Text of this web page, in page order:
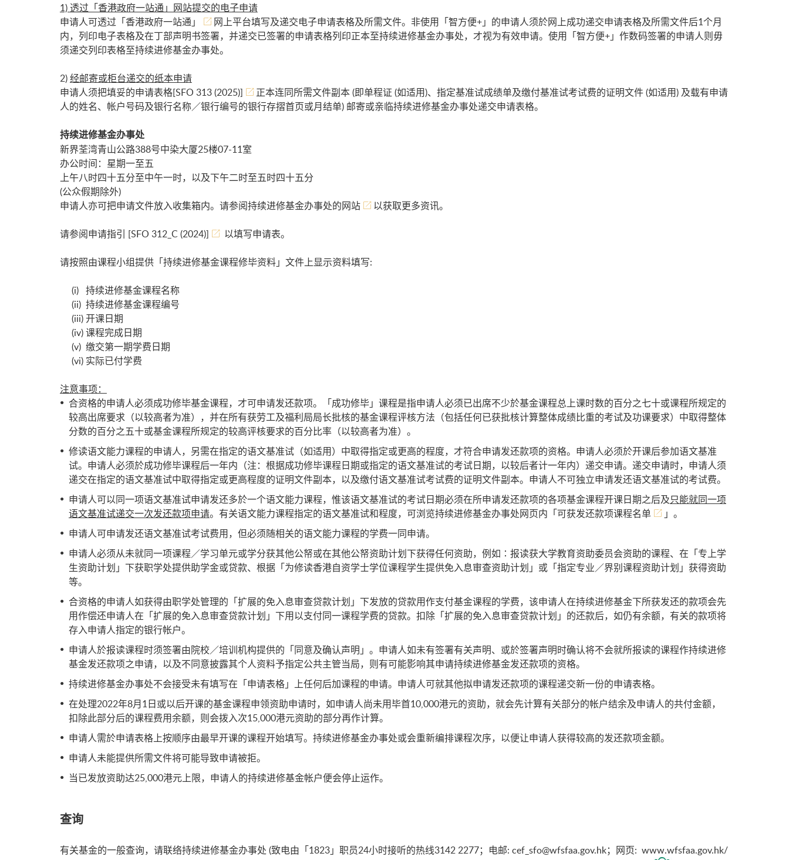
1) 透过「香港政府一站通」网站提交的电子申请
申请人可透过 「香港政府一站通」
网上平台填写及递交电子申请表格及所需文件。非使用「智方便+」的申请人须於网上成功递交申请表格及所需文件后1个月
内，列印电子表格及在丁部声明书签署，并递交已签署的申请表格列印正本至持续进修基金办事处，才视为有效申请。使用「智方便+」作数码签署的申请人则毋
须递交列印表格至持续进修基金办事处。
2)经邮寄或柜台递交的纸本申请
申请人须把填妥的申请表格[SFO 313 (2025)]
正本连同所需文件副本 (即单程证 (如适用)、指定基准试成绩单及缴付基准试考试费的证明文件 (如适用) 及载有申请
人的姓名、帐户号码及银行名称／银行编号的银行存摺首页或月结单) 邮寄或亲临持续进修基金办事处递交申请表格。
持续进修基金办事处
新界荃湾青山公路388号中染大厦25楼07-11室
办公时间：星期一至五
上午八时四十五分至中午一时，以及下午二时至五时四十五分
(公众假期除外)
申请人亦可把申请文件放入收集箱内。请参阅持续进修基金办事处的网站 以获取更多资讯。
请参阅申请指引 [SFO 312_C (2024)] 以填写申请表。
请按照由课程小组提供「持续进修基金课程修毕资料」文件上显示资料填写:
(i) 持续进修基金课程名称
(ii) 持续进修基金课程编号
(iii) 开课日期
(iv) 课程完成日期
(v) 缴交第一期学费日期
(vi) 实际已付学费
注意事项：
合资格的申请人必须成功修毕基金课程，才可申请发还款项。「成功修毕」课程是指申请人必须已出席不少於基金课程总上课时数的百分之七十或课程所规定的
较高出席要求（以较高者为准），并在所有获劳工及福利局局长批核的基金课程评核方法（包括任何已获批核计算整体成绩比重的考试及功课要求）中取得整体
分数的百分之五十或基金课程所规定的较高评核要求的百分比率（以较高者为准）。
修读语文能力课程的申请人，另需在指定的语文基准试（如适用）中取得指定或更高的程度，才符合申请发还款项的资格。申请人必须於开课后参加语文基准
试。申请人必须於成功修毕课程后一年内（注：根据成功修毕课程日期或指定的语文基准试的考试日期，以较后者计一年内）递交申请。递交申请时，申请人须
递交在指定的语文基准试中取得指定或更高程度的证明文件副本，以及缴付语文基准试考试费的证明文件副本。申请人不可独立申请发还语文基准试的考试费。
申请人可以同一项语文基准试申请发还多於一个语文能力课程，惟该语文基准试的考试日期必须在所申请发还款项的各项基金课程开课日期之后及只能就同一项
语文基准试递交一次发还款项申请。有关语文能力课程指定的语文基准试和程度，可浏览持续进修基金办事处网页内「可获发还款项课程名单
」。
申请人可申请发还语文基准试考试费用，但必须随相关的语文能力课程的学费一同申请。
申请人必须从未就同一项课程／学习单元或学分获其他公帑或在其他公帑资助计划下获得任何资助，例如∶报读获大学教育资助委员会资助的课程、在「专上学
生资助计划」下获职学处提供助学金或贷款、根据「为修读香港自资学士学位课程学生提供免入息审查资助计划」或「指定专业／界别课程资助计划」获得资助
等。
合资格的申请人如获得由职学处管理的「扩展的免入息审查贷款计划」下发放的贷款用作支付基金课程的学费，该申请人在持续进修基金下所获发还的款项会先
用作偿还申请人在「扩展的免入息审查贷款计划」下用以支付同一课程学费的贷款。扣除「扩展的免入息审查贷款计划」的还款后，如仍有余额，有关的款项将
存入申请人指定的银行帐户。
申请人於报读课程时须签署由院校／培训机构提供的「同意及确认声明」。申请人如未有签署有关声明、或於签署声明时确认将不会就所报读的课程作持续进修
基金发还款项之申请，以及不同意披露其个人资料予指定公共主管当局，则有可能影响其申请持续进修基金发还款项的资格。
持续进修基金办事处不会接受未有填写在「申请表格」上任何后加课程的申请。申请人可就其他拟申请发还款项的课程递交新一份的申请表格。
在处理2022年8月1日或以后开课的基金课程申领资助申请时，如申请人尚未用毕首10,000港元的资助，就会先计算有关部分的帐户结余及申请人的共付金额，
扣除此部分后的课程费用余额，则会拨入次15,000港元资助的部分再作计算。
申请人需於申请表格上按顺序由最早开课的课程开始填写。持续进修基金办事处或会重新编排课程次序，以便让申请人获得较高的发还款项金额。
申请人未能提供所需文件将可能导致申请被拒。
当已发放资助达25,000港元上限，申请人的持续进修基金帐户便会停止运作。
查询
有关基金的一般查询，请联络持续进修基金办事处 (致电由「1823」职员24小时接听的热线3142 2277；电邮: cef_sfo@wfsfaa.gov.hk；网页: www.wfsfaa.gov.hk/